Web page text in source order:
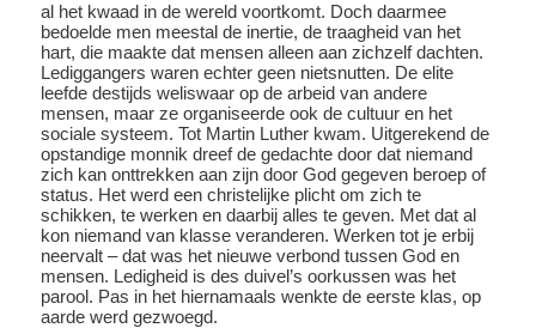
al het kwaad in de wereld voortkomt. Doch daarmee
bedoelde men meestal de inertie, de traagheid van het
hart, die maakte dat mensen alleen aan zichzelf dachten.
Lediggangers waren echter geen nietsnutten. De elite
leefde destijds weliswaar op de arbeid van andere
mensen, maar ze organiseerde ook de cultuur en het
sociale systeem. Tot Martin Luther kwam. Uitgerekend de
opstandige monnik dreef de gedachte door dat niemand
zich kan onttrekken aan zijn door God gegeven beroep of
status. Het werd een christelijke plicht om zich te
schikken, te werken en daarbij alles te geven. Met dat al
kon niemand van klasse veranderen. Werken tot je erbij
neervalt – dat was het nieuwe verbond tussen God en
mensen. Ledigheid is des duivel’s oorkussen was het
parool. Pas in het hiernamaals wenkte de eerste klas, op
aarde werd gezwoegd.